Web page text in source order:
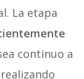
La etapa
continuo a